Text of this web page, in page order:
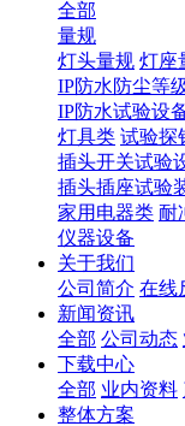
全部
量规
灯头量规 灯座
IP防水防尘等
IP防水试验设
灯具类 试验探
插头开关试验
插头插座试验
家用电器类 耐
仪器设备
关于我们
公司简介 在线
新闻资讯
全部 公司动态
下载中心
全部 业内资料
整体方案